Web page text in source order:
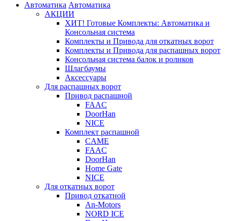
Автоматика Автоматика
АКЦИИ
ХИТ! Готовые Комплекты: Автоматика и
Консольная система
Комплекты и Привода для откатных ворот
Комплекты и Привода для распашных ворот
Консольная система балок и роликов
Шлагбаумы
Аксессуары
Для распашных ворот
Привод распашной
FAAC
DoorHan
NICE
Комплект распашной
CAME
FAAC
DoorHan
Home Gate
NICE
Для откатных ворот
Привод откатной
An-Motors
NORD ICE